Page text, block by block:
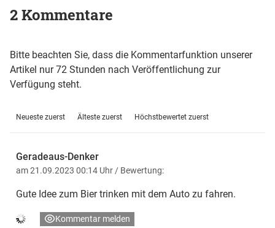
2 Kommentare
Bitte beachten Sie, dass die Kommentarfunktion unserer
Artikel nur 72 Stunden nach Veröffentlichung zur
Verfügung steht.
Neueste zuerst Älteste zuerst Höchstbewertet zuerst
Geradeaus-Denker
am 21.09.2023 00:14 Uhr / Bewertung:
Gute Idee zum Bier trinken mit dem Auto zu fahren.
Kommentar melden